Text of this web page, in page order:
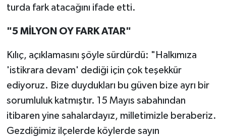
turda fark atacağını ifade etti.
"5 MİLYON OY FARK ATAR"
Kılıç, açıklamasını şöyle sürdürdü: "Halkımıza
'istikrara devam' dediği için çok teşekkür
ediyoruz. Bize duydukları bu güven bize ayrı bir
sorumluluk katmıştır. 15 Mayıs sabahından
itibaren yine sahalardayız, milletimizle beraberiz.
Gezdiğimiz ilçelerde köylerde sayın